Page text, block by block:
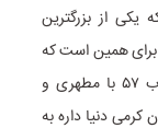
از بزرگترین
برای همین است که
عده‌ای در واکنش به تجمع مونیخ نوشتند: انقلاب ۵۷ با مطهری و
کرمی دنیا داره به